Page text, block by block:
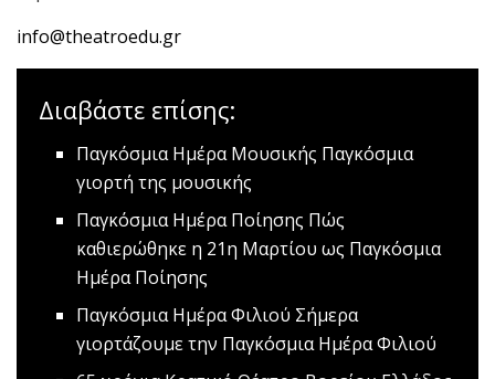
info@theatroedu.gr
Διαβάστε επίσης:
Παγκόσμια Ημέρα Μουσικής Παγκόσμια
γιορτή της μουσικής
Παγκόσμια Ημέρα Ποίησης Πώς
καθιερώθηκε η 21η Μαρτίου ως Παγκόσμια
Ημέρα Ποίησης
Παγκόσμια Ημέρα Φιλιού Σήμερα
γιορτάζουμε την Παγκόσμια Ημέρα Φιλιού